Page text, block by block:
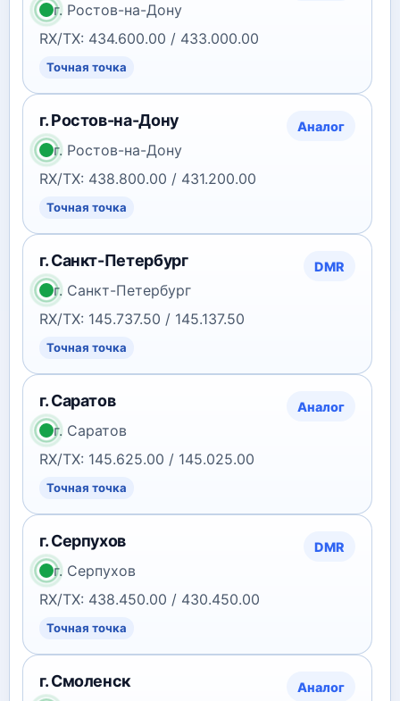
г. Ростов-на-Дону
RX/TX: 434.600.00 / 433.000.00
Точная точка
г. Ростов-на-Дону Аналог
г. Ростов-на-Дону
RX/TX: 438.800.00 / 431.200.00
Точная точка
г. Санкт-Петербург DMR
г. Санкт-Петербург
RX/TX: 145.737.50 / 145.137.50
Точная точка
г. Саратов Аналог
г. Саратов
RX/TX: 145.625.00 / 145.025.00
Точная точка
г. Серпухов DMR
г. Серпухов
RX/TX: 438.450.00 / 430.450.00
Точная точка
г. Смоленск Аналог